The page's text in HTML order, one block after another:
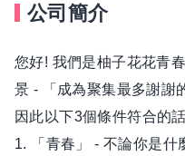
公司簡介
您好! 我們是柚子花花青
景 - 「成為聚集最多謝謝
因此以下3個條件符合的
1. 「青春」 - 不論你是什